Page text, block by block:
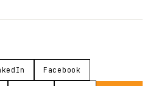
Facebook